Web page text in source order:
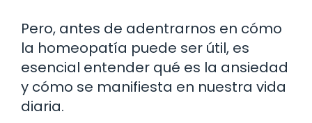
Pero, antes de adentrarnos en cómo
la homeopatía puede ser útil, es
esencial entender qué es la ansiedad
y cómo se manifiesta en nuestra vida
diaria.